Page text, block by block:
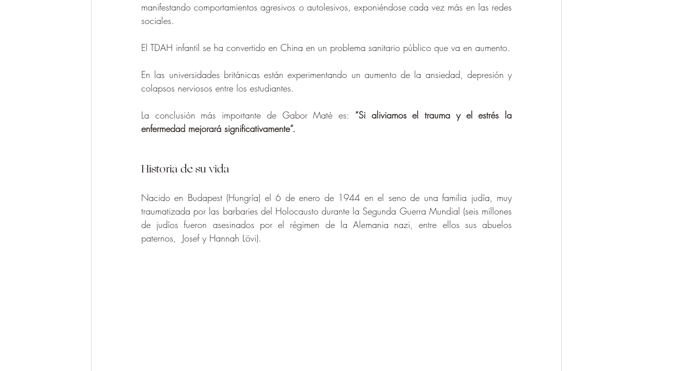
manifestando comportamientos agresivos o autolesivos, exponiéndose cada vez más en las redes
sociales.
El TDAH infantil se ha convertido en China en un problema sanitario público que va en aumento.
En las universidades británicas están experimentando un aumento de la ansiedad, depresión y
colapsos nerviosos entre los estudiantes.
La conclusión más importante de Gabor Maté es: “Si aliviamos el trauma y el estrés la
enfermedad mejorará significativamente”.
Historia de su vida
Nacido en Budapest (Hungría) el 6 de enero de 1944 en el seno de una familia judía, muy
traumatizada por las barbaries del Holocausto durante la Segunda Guerra Mundial (seis millones
de judíos fueron asesinados por el régimen de la Alemania nazi, entre ellos sus abuelos
paternos,  Josef y Hannah Lövi).